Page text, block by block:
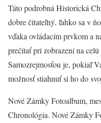
Táto podrobná Historická
dobre čitateľný, ľahko sa v
vďaka ovládacím prvkom a
prečítať pri zobrazení na
Samozrejmosťou je, pokiaľ
možnosť stiahnuť si ho do
Nové Zámky Fotoalbum,
Chronológia. Nové Zámky